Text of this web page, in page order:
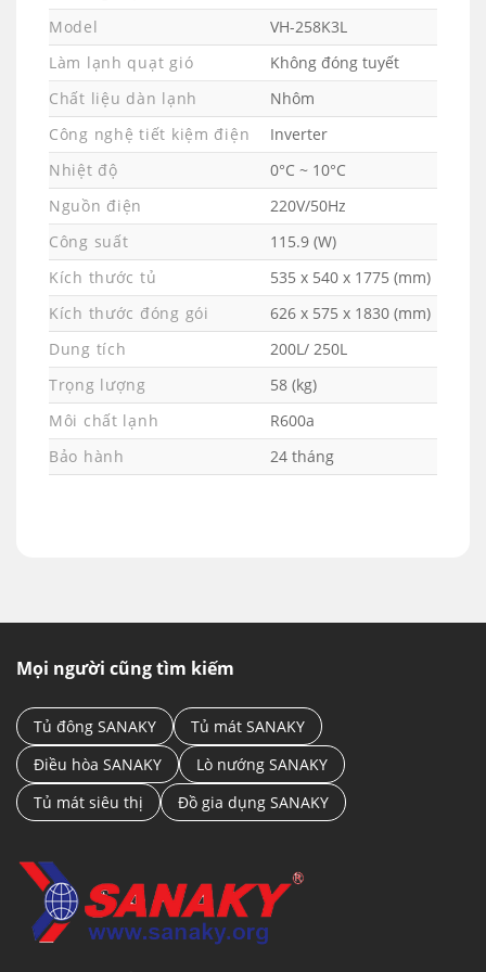
THIẾT KẾ THÔNG MINH TIỆN LỢI
1 ngăn mát – 1 cánh mở
Tủ mát Sanaky 1 cánh mở
trong suốt tinh tế, nhỏ
gọn và không chiếm nhiều diện tích. Với dung tích
quán nước gia đình.
CÔNG NGHỆ LOW-E
Model
VH-258K3L
Làm lạnh quạt gió
Không đóng tuyết
Chất liệu dàn lạnh
Nhôm
Công nghệ tiết kiệm điện
Inverter
Nhiệt độ
0°C ~ 10°C
Nguồn điện
220V/50Hz
Công suất
115.9 (W)
Kích thước tủ
535 x 540 x 1775 (mm)
Kích thước đóng gói
626 x 575 x 1830 (mm)
Dung tích
200L/ 250L
Trọng lượng
58 (kg)
Môi chất lạnh
R600a
Bảo hành
24 tháng
Mọi người cũng tìm kiếm
Tủ đông SANAKY
Tủ mát SANAKY
Điều hòa SANAKY
Lò nướng SANAKY
Tủ mát siêu thị
Đồ gia dụng SANAKY